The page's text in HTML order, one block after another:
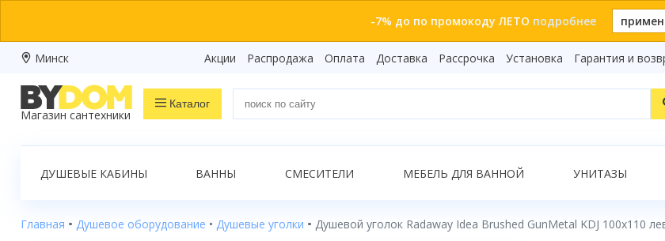
-7% до по промокоду ЛЕТО подробнее
Минск Акции Распродажа Оплата Доставка Рассрочка Установка Гарантия и
Магазин сантехники
Каталог
Показать все результаты
Распродажа
Ванны
ДУШЕВЫЕ КАБИНЫ ВАННЫ СМЕСИТЕЛИ МЕБЕЛЬ ДЛЯ ВАННОЙ УНИТАЗЫ
Главная Душевое оборудование Душевые уголки Душевой уголок Radaway Idea Brushed GunMetal KDJ 100x110